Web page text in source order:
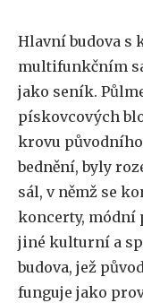
Hlavní budova s
multifunkčním
jako seník.
pískovcových
krovu
bednění, byly
sál, v němž se
koncerty, módní
jiné kulturní a
budova, jež
funguje jako